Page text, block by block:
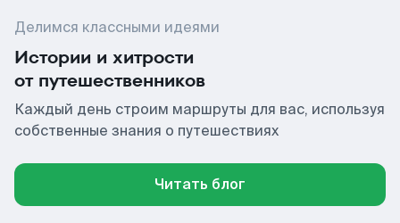
Делимся классными идеями
Истории и хитрости
от путешественников
Каждый день строим маршруты для вас, используя
собственные знания о путешествиях
Читать блог